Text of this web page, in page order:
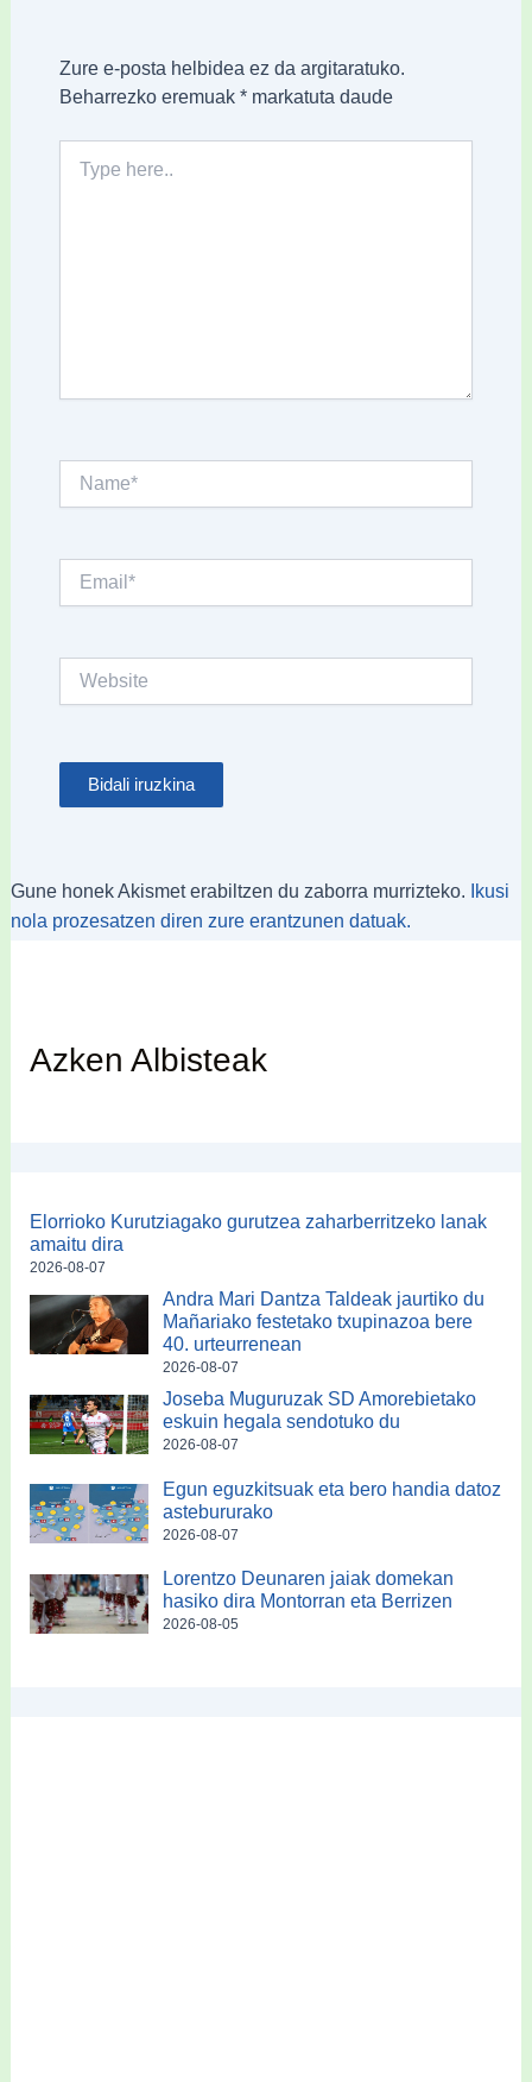
Zure e-posta helbidea ez da argitaratuko.
Beharrezko eremuak *markatuta daude
here..
Gune honek Akismet erabiltzen du zaborra murrizteko.
Ikusi
nola prozesatzen diren zure erantzunen datuak.
Azken Albisteak
Elorrioko Kurutziagako gurutzea zaharberritzeko lanak
amaitu dira
2026-08-07
Andra Mari Dantza Taldeak jaurtiko du
Mañariako festetako txupinazoa bere
40. urteurrenean
2026-08-07
Joseba Muguruzak SD Amorebietako
eskuin hegala sendotuko du
2026-08-07
Egun eguzkitsuak eta bero handia datoz
astebururako
2026-08-07
Lorentzo Deunaren jaiak domekan
hasiko dira Montorran eta Berrizen
2026-08-05